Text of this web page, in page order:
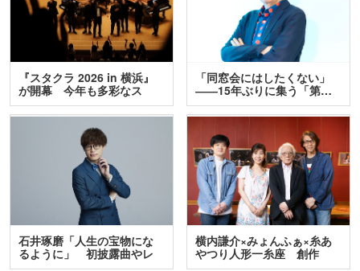
『スタクラ 2026 in 横浜』
が開幕 今年も多彩なス
テ…
「同窓会にはしたくない」
――15年ぶりに集う「第…
石井琢磨「人生の宝物にな
るように」 初披露曲やレ
ア…
横内謙介×みょんふぁ×糸あ
やつり人形一糸座 創作
人…